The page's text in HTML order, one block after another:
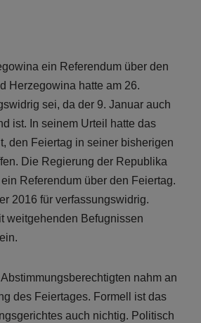
ein Referendum über den
Herzegowina hatte am 26.
sei, da der 9. Januar auch
ist. In seinem Urteil hatte das
den Feiertag in seiner bisherigen
Die Regierung der Republika
Referendum über den Feiertag.
2016 für verfassungswidrig.
weitgehenden Befugnissen
nahm an
des Feiertages. Formell ist das
auch nichtig. Politisch